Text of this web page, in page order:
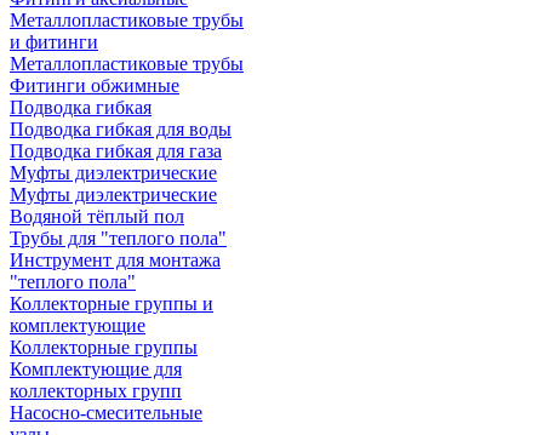
Металлопластиковые трубы
и фитинги
Металлопластиковые трубы
Фитинги обжимные
Подводка гибкая
Подводка гибкая для воды
Подводка гибкая для газа
Муфты диэлектрические
Муфты диэлектрические
Водяной тёплый пол
Трубы для "теплого пола"
Инструмент для монтажа
"теплого пола"
Коллекторные группы и
комплектующие
Коллекторные группы
Комплектующие для
коллекторных групп
Насосно-смесительные